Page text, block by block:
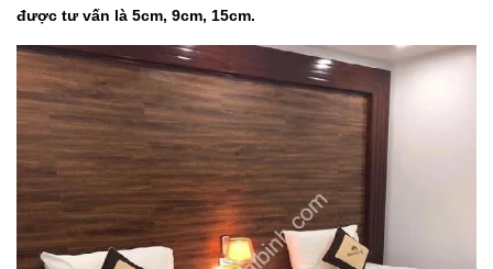
được tư vấn là 5cm, 9cm, 15cm.